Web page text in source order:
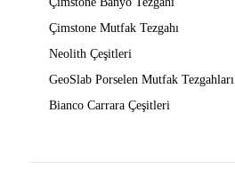
Çimstone Mutfak Tezgahı
Neolith Çeşitleri
GeoSlab Porselen Mutfak Tezgahları
Bianco Carrara Çeşitleri